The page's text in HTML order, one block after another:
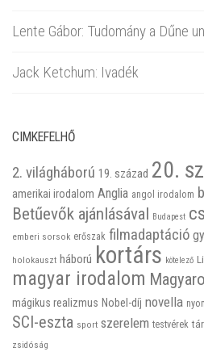
Lente Gábor: Tudomány a Dűne
Jack Ketchum: Ivadék
CIMKEFELHŐ
2. világháború 19. század 20.
amerikai irodalom Anglia angol irodalom
Betűevők ajánlásával Budapest
emberi sorsok erőszak filmadaptáció
holokauszt háború kortárs kötelező
magyar irodalom
mágikus realizmus Nobel-díj novella
SCI-eszta sport szerelem testvérek
zsidóság